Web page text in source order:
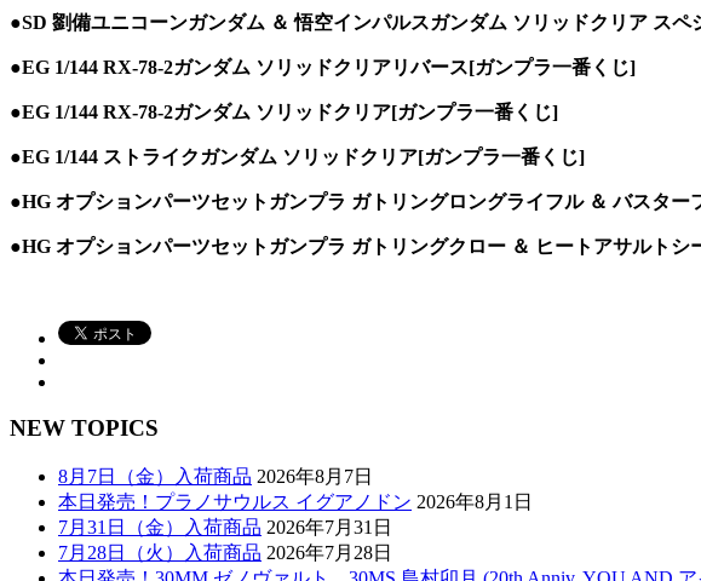
●SD 劉備ユニコーンガンダム ＆ 悟空インパルスガンダム ソリッドクリア ス
●EG 1/144 RX-78-2ガンダム ソリッドクリアリバース[ガンプラ一番くじ]
●EG 1/144 RX-78-2ガンダム ソリッドクリア[ガンプラ一番くじ]
●EG 1/144 ストライクガンダム ソリッドクリア[ガンプラ一番くじ]
●HG オプションパーツセットガンプラ ガトリングロングライフル ＆ バスタ
●HG オプションパーツセットガンプラ ガトリングクロー ＆ ヒートアサルトシ
NEW TOPICS
8月7日（金）入荷商品 2026年8月7日
本日発売！プラノサウルス イグアノドン 2026年8月1日
7月31日（金）入荷商品 2026年7月31日
7月28日（火）入荷商品 2026年7月28日